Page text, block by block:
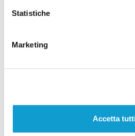
Statistiche
Marketing
Accetta